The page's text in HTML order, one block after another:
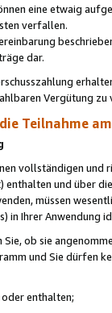
eine etwaig
verfallen.
dar.
Vergütung zu
Teilnahme
vollständigen
und über
müssen
in Ihrer Anwendung
ob sie
und Sie dürfen
enthalten;